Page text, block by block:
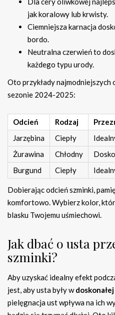
jak koralowy lub krwisty.
Ciemniejsza karnacja
bordo.
Neutralna czerwień to
każdego typu urody.
Oto przykłady najmodniejszych
sezonie 2024-2025:
Odcień Rodzaj
Jarzębina
Ciepły
Żurawina
Chłodny
Burgund
Ciepły
Dobierając odcień szminki,
komfortowo. Wybierz kolor,
blasku Twojemu uśmiechowi.
Jak dbać o usta
szminki?
Aby uzyskać idealny efekt
jest, aby usta były w
pielęgnacja ust wpływa na ich